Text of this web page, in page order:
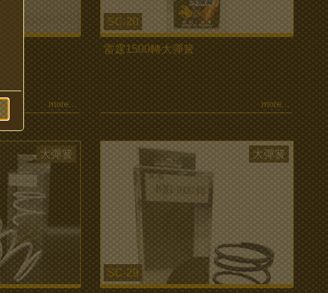
more...
SC-20
雷霆1500轉大彈簧
more...
大彈簧
SC-29
大彈簧